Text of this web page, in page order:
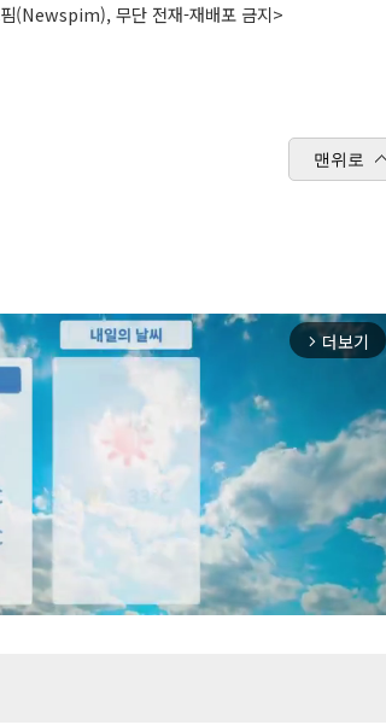
(Newspim), 무단 전재-재배포 금지>
맨위로
arrow_forward_ios 더보기